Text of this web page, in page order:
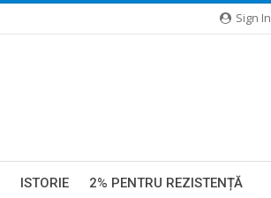
Sign In
ISTORIE 2% PENTRU REZISTENȚĂ